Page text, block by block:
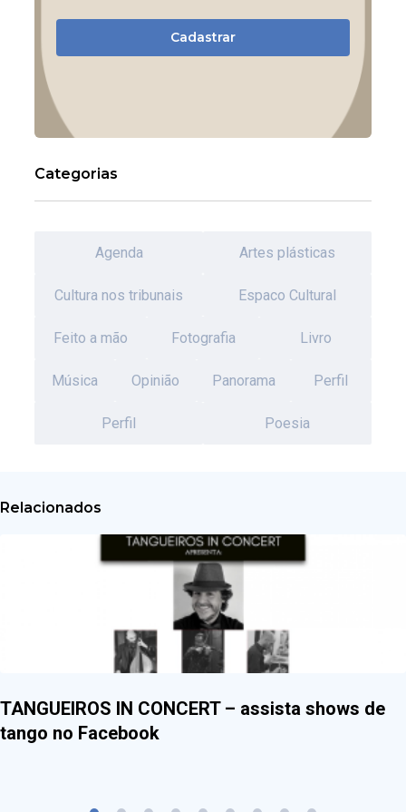
Cadastrar
Categorias
Agenda Artes plásticas
Cultura nos tribunais Espaco Cultural
Feito a mão Fotografia Livro
Música Opinião Panorama Perfil
Perfil Poesia
Relacionados
TANGUEIROS IN CONCERT – assista shows de
tango no Facebook